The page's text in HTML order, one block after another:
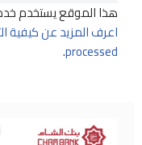
هذا الموقع يستخدم
اعرف المزيد عن كيفية
processed
.